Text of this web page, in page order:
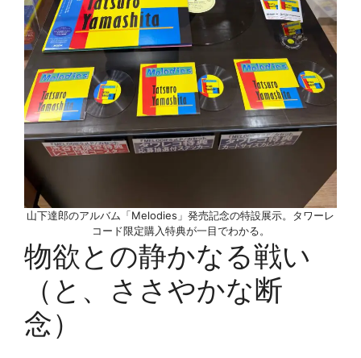
山下達郎のアルバム「Melodies」発売記念の特設展示。タワーレ
コード限定購入特典が一目でわかる。
物欲との静かなる戦い
（と、ささやかな断
念）